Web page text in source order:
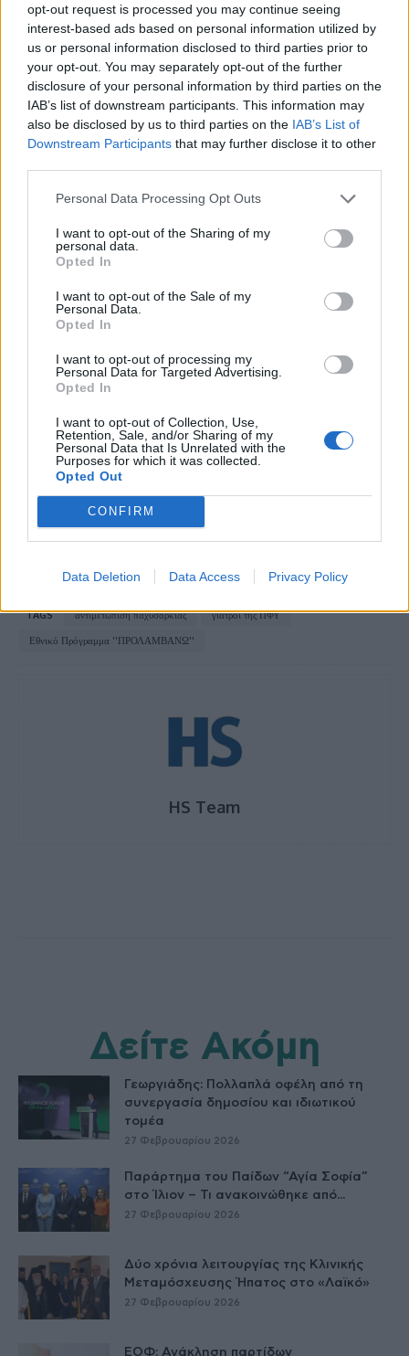
opt-out request is processed you may continue seeing
interest-based ads based on personal information utilized by
us or personal information disclosed to third parties prior to
your opt-out. You may separately opt-out of the further
disclosure of your personal information by third parties on the
IAB’s list of downstream participants. This information may
also be disclosed by us to third parties on the IAB’s List of
Downstream Participants that may further disclose it to other
Personal Data Processing Opt Outs
I want to opt-out of the Sharing of my
personal data.
Opted In
I want to opt-out of the Sale of my
Personal Data.
Opted In
I want to opt-out of processing my
Personal Data for Targeted Advertising.
Opted In
I want to opt-out of Collection, Use,
Retention, Sale, and/or Sharing of my
Personal Data that Is Unrelated with the
Purposes for which it was collected.
Opted Out
CONFIRM
Data Deletion Data Access Privacy Policy
TAGS αντιμετώπιση παχυσαρκίας
γιατροί της ΠΦΥ
Εθνικό Πρόγραμμα ''ΠΡΟΛΑΜΒΑΝΩ''
HS Team
Δείτε Ακόμη
Γεωργιάδης: Πολλαπλά οφέλη από τη
συνεργασία δημοσίου και ιδιωτικού
τομέα
27 Φεβρουαρίου 2026
Παράρτημα του Παίδων “Αγία Σοφία”
στο Ίλιον – Τι ανακοινώθηκε από...
27 Φεβρουαρίου 2026
Δύο χρόνια λειτουργίας της Κλινικής
Μεταμόσχευσης Ήπατος στο «Λαϊκό»
27 Φεβρουαρίου 2026
ΕΟΦ: Ανάκληση παρτίδων